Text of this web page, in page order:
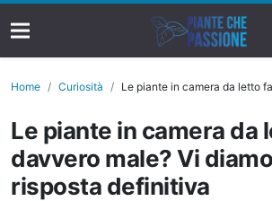
Home Curiosità Le piante in camera da letto fanno davvero
Le piante in camera da
davvero male? Vi
risposta definitiva